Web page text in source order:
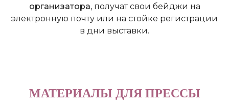
организатора, получат свои бейджи на
электронную почту или на стойке регистрации
в дни выставки.
МАТЕРИАЛЫ ДЛЯ ПРЕССЫ